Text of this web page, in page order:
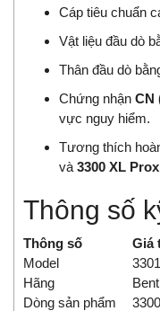
Cáp tiêu chuẩn
Vật liệu đầu dò
Thân đầu dò
Chứng nhận CN
vực nguy hiểm.
Tương thích
và 3300 XL
Thông số
Thông số
Giá
Model
Hãng
Dòng sản phẩm